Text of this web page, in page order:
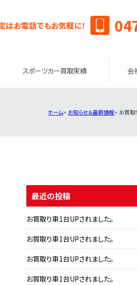
はお電話でもお気軽に！
スポーツカー買取実績 会
ホーム お知らせ＆最新情報 お買取
最近の投稿
お買取り車1台UPされました。
お買取り車1台UPされました。
お買取り車1台UPされました。
お買取り車1台UPされました。